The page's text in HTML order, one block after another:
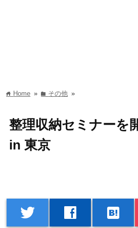
home Home » folder その他 »
整理収納セミナーを
in 東京
twitter facebook hatenabookmark